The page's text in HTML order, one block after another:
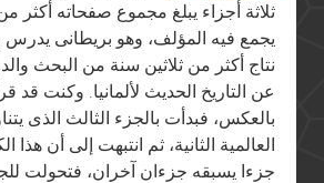
ثلاثة أجزاء يبلغ مجموع صفحاته أكثر
يجمع فيه المؤلف، وهو بريطانى يدرس
نتاج أكثر من ثلاثين سنة من البحث
عن التاريخ الحديث لألمانيا. وكنت قد
بالعكس، فبدأت بالجزء الثالث الذى
العالمية الثانية، ثم انتبهت إلى أن هذا
جزءا يسبقه جزءان آخران، فتحولت